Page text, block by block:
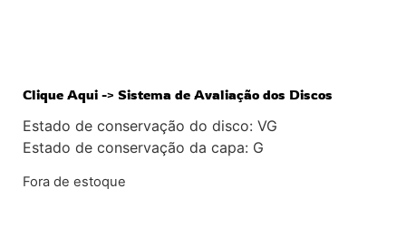
Clique Aqui -> Sistema de Avaliação dos Discos
Estado de conservação do disco: VG
Estado de conservação da capa: G
Fora de estoque